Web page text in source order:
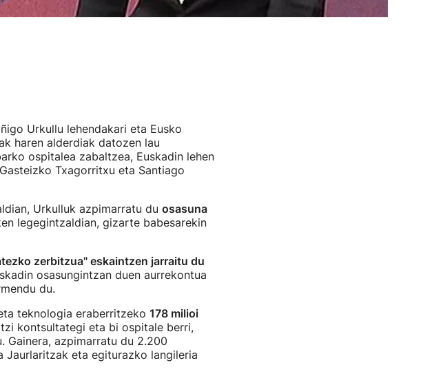
Urkullu lehendakari eta Eusko
haren alderdiak datozen lau
ospitalea zabaltzea, Euskadin lehen
Txagorritxu eta Santiago
Urkulluk azpimarratu du osasuna
legegintzaldian, gizarte babesarekin
zerbitzua" eskaintzen jarraitu du
osasungintzan duen aurrekontua
du.
teknologia eraberritzeko 178 milioi
kontsultategi eta bi ospitale berri,
Gainera, azpimarratu du 2.200
Jaurlaritzak eta egiturazko langileria